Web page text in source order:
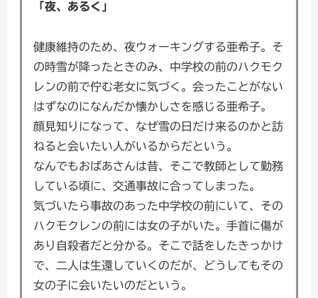
「夜、あるく」
健康維持のため、夜ウォーキングする亜希子。そ
の時雪が降ったときのみ、中学校の前のハクモク
レンの前で佇む老女に気づく。会ったことがない
はずなのになんだか懐かしさを感じる亜希子。
顔見知りになって、なぜ雪の日だけ来るのかと訪
ねると会いたい人がいるからだという。
なんでもおばあさんは昔、そこで教師として勤務
している頃に、交通事故に合ってしまった。
気づいたら事故のあった中学校の前にいて、その
ハクモクレンの前には女の子がいた。手首に傷が
あり自殺者だと分かる。そこで話をしたきっかけ
で、二人は生還していくのだが、どうしてもその
女の子に会いたいのだという。